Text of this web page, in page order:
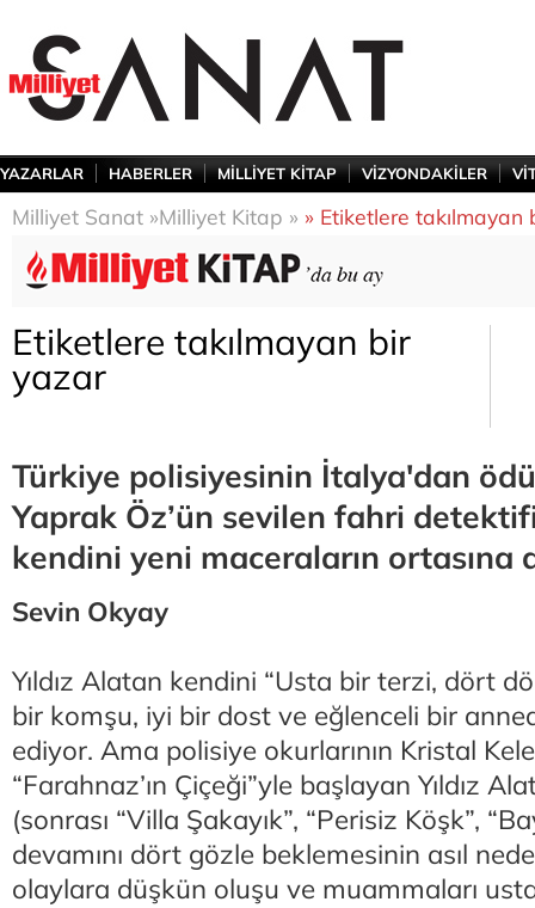
YAZARLAR HABERLER MİLLİYET KİTAP VİZYONDAKİLER
Milliyet Sanat »Milliyet Kitap » » Etiketlere takılmayan
Etiketlere takılmayan bir
yazar
Türkiye polisiyesinin İtalya'dan
Yaprak Öz’ün sevilen fahri
kendini yeni maceraların ortasına
Sevin Okyay
Yıldız Alatan kendini “Usta bir terzi, dört
bir komşu, iyi bir dost ve eğlenceli bir
ediyor. Ama polisiye okurlarının Kristal
“Farahnaz’ın Çiçeği”yle başlayan Yıldız
(sonrası “Villa Şakayık”, “Perisiz Köşk”,
devamını dört gözle beklemesinin asıl
olaylara düşkün oluşu ve muammaları